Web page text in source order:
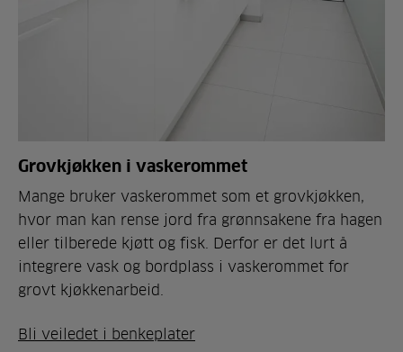
Grovkjøkken i vaskerommet
Mange bruker vaskerommet som et grovkjøkken,
hvor man kan rense jord fra grønnsakene fra hagen
eller tilberede kjøtt og fisk. Derfor er det lurt å
integrere vask og bordplass i vaskerommet for
grovt kjøkkenarbeid.
Bli veiledet i benkeplater